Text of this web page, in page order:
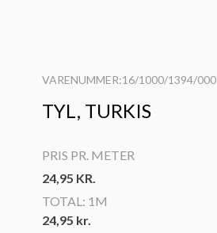
VARENUMMER:16/1000/1394/000
TYL, TURKIS
PRIS PR. METER
24,95 KR.
TOTAL: 1M
24,95 kr.